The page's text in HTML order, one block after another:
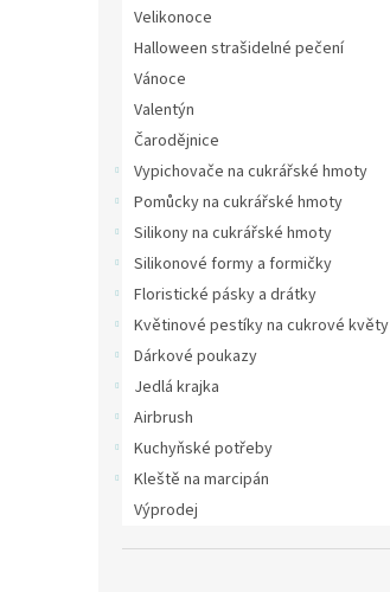
Velikonoce
Halloween strašidelné pečení
Vánoce
Valentýn
Čarodějnice
Vypichovače na cukrářské hmoty
Pomůcky na cukrářské hmoty
Silikony na cukrářské hmoty
Silikonové formy a formičky
Floristické pásky a drátky
Květinové pestíky na cukrové květy
Dárkové poukazy
Jedlá krajka
Airbrush
Kuchyňské potřeby
Kleště na marcipán
Výprodej